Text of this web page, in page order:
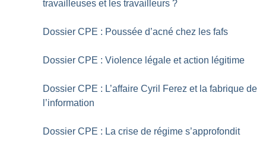
travailleuses et les travailleurs ?
Dossier CPE : Poussée d’acné chez les fafs
Dossier CPE : Violence légale et action légitime
Dossier CPE : L’affaire Cyril Ferez et la fabrique de
l’information
Dossier CPE : La crise de régime s’approfondit